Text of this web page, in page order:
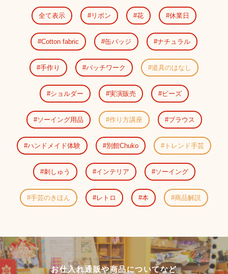
全て表示 リボン 花 休業日
Cotton fabric 缶バッジ ナチュラル
手作り パッチワーク 道具のはなし
ショルダー 実演販売 ビーズ
ソーイング用品 作り方講座 ブラウス
ハンドメイド体験 別館Chuko トレンド手芸
刺しゅう インテリア ソーイング
手芸のきほん レトロ 本 商品解説
お仕入れ通販や商品についてなど